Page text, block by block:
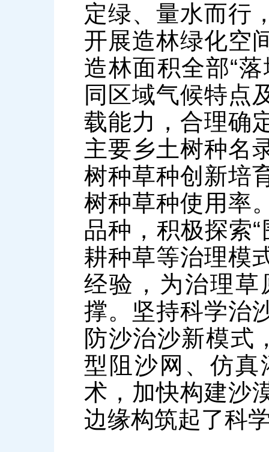
定绿、量水而行
开展造林绿化空
造林面积全部“
同区域气候特点
载能力，合理确
主要乡土树种名
树种草种创新培
树种草种使用率
品种，积极探索
耕种草等治理模
经验，为治理草
撑。坚持科学治
防沙治沙新模式
型阻沙网、仿真
术，加快构建沙
边缘构筑起了科